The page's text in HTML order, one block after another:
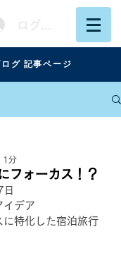
ログイン
グ 記事ページ
フォーカス！？
1分
イデア
特化した宿泊旅行